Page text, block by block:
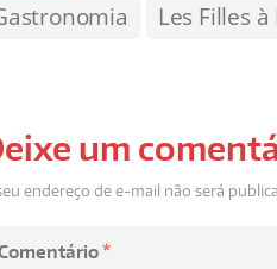
Les Filles
um
endereço de e-mail não será
*